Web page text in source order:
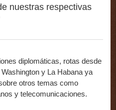
nuestras respectivas
diplomáticas, rotas desde
y La Habana ya
otros temas como
y telecomunicaciones.